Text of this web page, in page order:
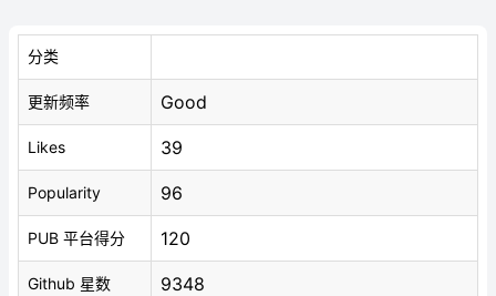
分类
更新频率 Good
Likes 39
Popularity 96
PUB 平台得分 120
Github 星数 9348